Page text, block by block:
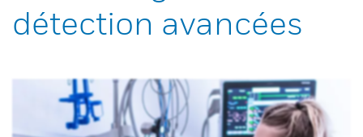
détection avancées